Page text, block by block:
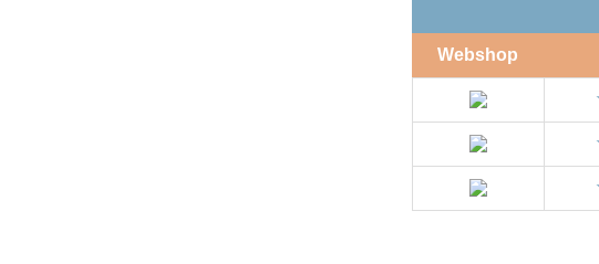
Webshop